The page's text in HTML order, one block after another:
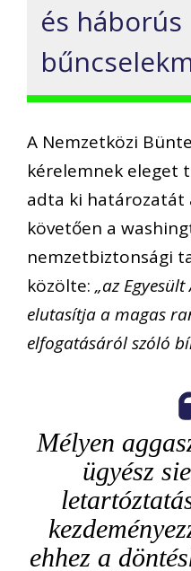
és háborús
A Nemzetközi
kérelemnek eleget
adta ki határozatát
követően a
nemzetbiztonsági
közölte: „az
elutasítja a magas
elfogatásáról szóló
Mélyen
ügyész
ehhez a